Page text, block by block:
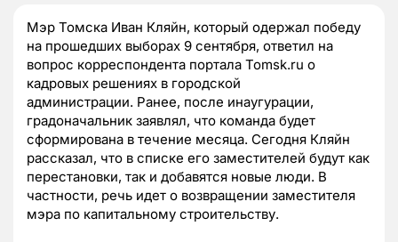
Мэр Томска Иван Кляйн, который одержал победу
на прошедших выборах 9 сентября, ответил на
вопрос корреспондента портала Tomsk.ru о
кадровых решениях в городской
администрации. Ранее, после инаугурации,
градоначальник заявлял, что команда будет
сформирована в течение месяца. Сегодня Кляйн
рассказал, что в списке его заместителей будут как
перестановки, так и добавятся новые люди. В
частности, речь идет о возвращении заместителя
мэра по капитальному строительству.